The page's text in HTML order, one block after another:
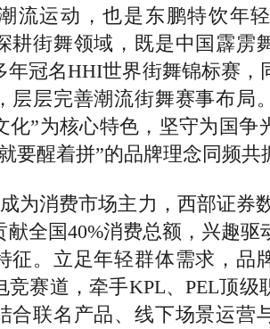
流运动，也是东鹏特饮年
耕街舞领域，既是中国霹雳
年冠名HHI世界街舞锦标赛，
层层完善潮流街舞赛事布局
化”为核心特色，坚守为国争
要醒着拼”的品牌理念同频共
为消费市场主力，西部证券
献全国40%消费总额，兴趣驱
征。立足年轻群体需求，品
竞赛道，牵手KPL、PEL顶级
合联名产品、线下场景运营